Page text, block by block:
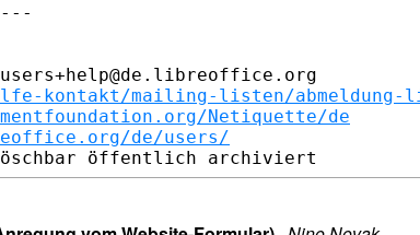
kontakt/mailing-listen/abmeldung-
Netiquette/de
de/users/